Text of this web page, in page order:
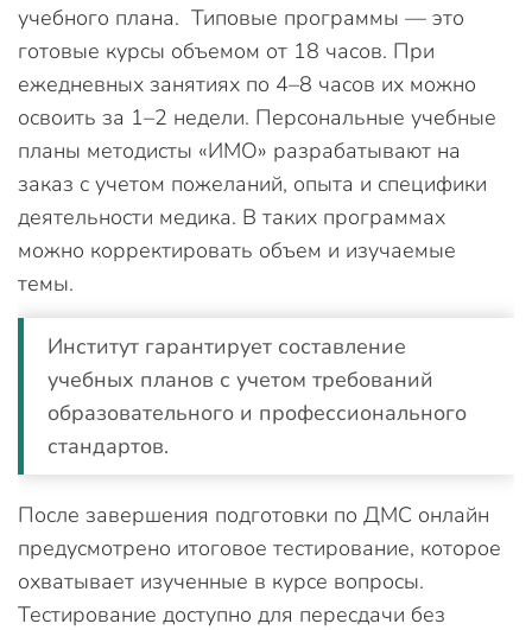
учебного плана. Типовые программы — это
готовые курсы объемом от 18 часов. При
ежедневных занятиях по 4–8 часов их можно
освоить за 1–2 недели. Персональные учебные
планы методисты «ИМО» разрабатывают на
заказ с учетом пожеланий, опыта и специфики
деятельности медика. В таких программах
можно корректировать объем и изучаемые
темы.
Институт гарантирует составление
учебных планов с учетом требований
образовательного и профессионального
стандартов.
После завершения подготовки по ДМС онлайн
предусмотрено итоговое тестирование, которое
охватывает изученные в курсе вопросы.
Тестирование доступно для пересдачи без